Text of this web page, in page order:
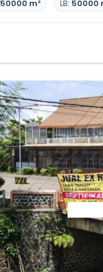
50000 m² LB: 50000